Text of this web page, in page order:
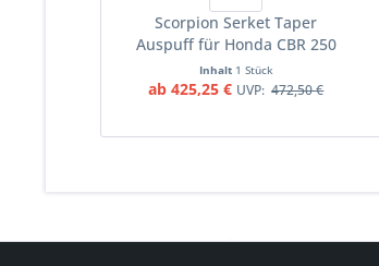
Scorpion Serket Taper
Auspuff für Honda CBR 250
RR 2017-2020 Motorräder
Inhalt 1 Stück
ab 425,25 € UVP: 472,50 €